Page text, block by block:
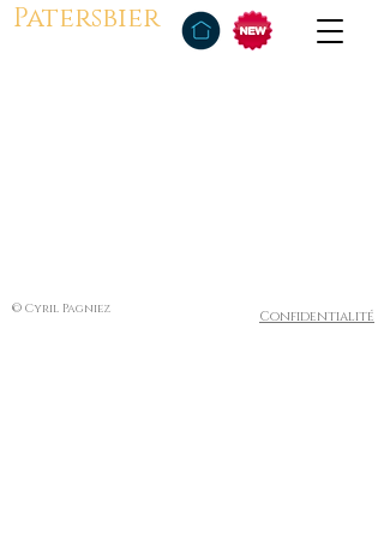
Patersbier
© Cyril Pagniez Confidentialité